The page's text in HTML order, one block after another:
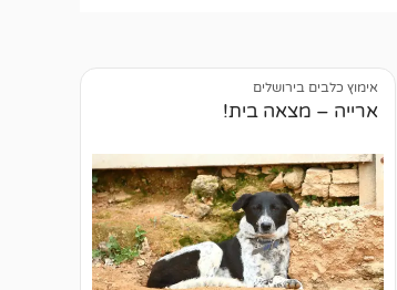
אימוץ כלבים בירושלים
ארייה – מצאה בית!